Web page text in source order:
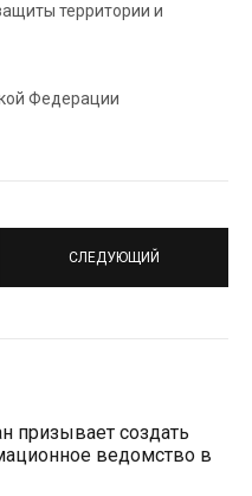
территории и
Федерации
СЛЕДУЮЩИЙ
призывает создать
ведомство в